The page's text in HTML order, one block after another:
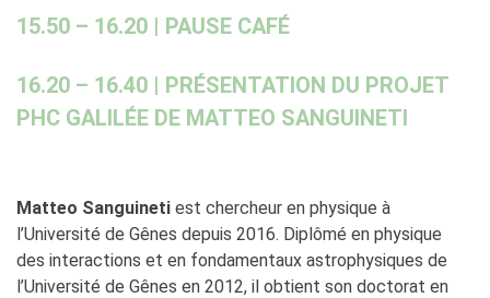
15.50 – 16.20 | PAUSE CAFÉ
16.20 – 16.40 | PRÉSENTATION DU PROJET
PHC GALILÉE DE MATTEO SANGUINETI
Matteo Sanguineti est chercheur en physique à
l’Université de Gênes depuis 2016. Diplômé en physique
des interactions et en fondamentaux astrophysiques de
l’Université de Gênes en 2012, il obtient son doctorat en